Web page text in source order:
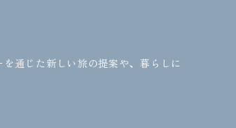
通じた新しい旅の提案や、暮らしに